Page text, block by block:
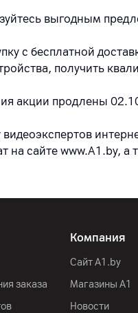
выгодным
с бесплатной
получить
акции продлены
видеоэкспертов
на сайте www.A1.by,
заказа
Компания
Сайт A1.by
Магазины А1
Новости